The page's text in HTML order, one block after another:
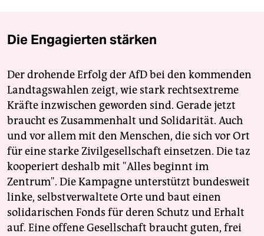
Die Engagierten stärken
Der drohende Erfolg der AfD bei den kommenden
Landtagswahlen zeigt, wie stark rechtsextreme
Kräfte inzwischen geworden sind. Gerade jetzt
braucht es Zusammenhalt und Solidarität. Auch
und vor allem mit den Menschen, die sich vor Ort
für eine starke Zivilgesellschaft einsetzen. Die taz
kooperiert deshalb mit "Alles beginnt im
Zentrum". Die Kampagne unterstützt bundesweit
linke, selbstverwaltete Orte und baut einen
solidarischen Fonds für deren Schutz und Erhalt
auf. Eine offene Gesellschaft braucht guten, frei